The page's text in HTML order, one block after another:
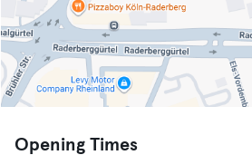
Opening Times